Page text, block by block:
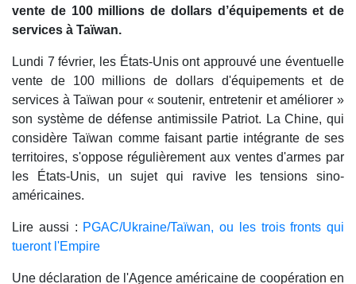
vente de 100 millions de dollars d’équipements et de
services à Taïwan.
Lundi 7 février, les États-Unis ont approuvé une éventuelle
vente de 100 millions de dollars d'équipements et de
services à Taïwan pour « soutenir, entretenir et améliorer »
son système de défense antimissile Patriot. La Chine, qui
considère Taïwan comme faisant partie intégrante de ses
territoires, s'oppose régulièrement aux ventes d'armes par
les États-Unis, un sujet qui ravive les tensions sino-
américaines.
Lire aussi : PGAC/Ukraine/Taïwan, ou les trois fronts qui
tueront l'Empire
Une déclaration de l'Agence américaine de coopération en